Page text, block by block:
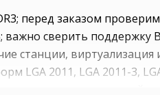
перед заказом
важно сверить поддержку
станции,
LGA 2011, LGA 2011-3,